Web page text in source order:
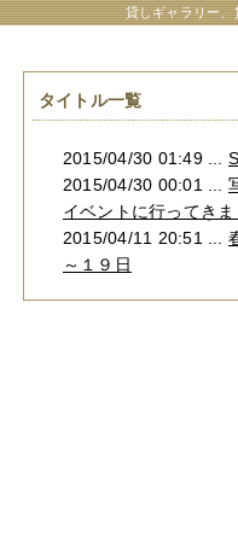
貸しギャラリー
タイトル一覧
2015/04/30 01:49 ...
2015/04/30 00:01 ...
イベントに行ってきま
2015/04/11 20:51 ...
～１９日